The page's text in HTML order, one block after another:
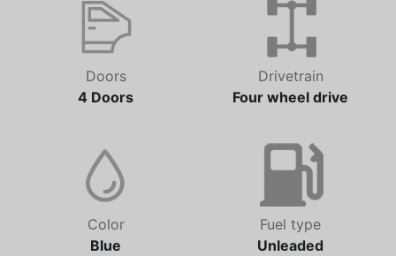
Doors
4 Doors
Drivetrain
Four wheel drive
Color
Blue
Fuel type
Unleaded